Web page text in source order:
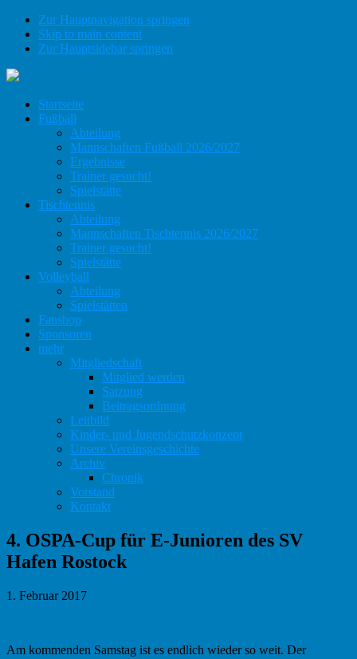
Zur Hauptnavigation springen
Skip to main content
Zur Hauptsidebar springen
Startseite
Fußball
Abteilung
Mannschaften Fußball 2026/2027
Ergebnisse
Trainer gesucht!
Spielstätte
Tischtennis
Abteilung
Mannschaften Tischtennis 2026/2027
Trainer gesucht!
Spielstätte
Volleyball
Abteilung
Spielstätten
Fanshop
Sponsoren
mehr
Mitgliedschaft
Mitglied werden
Satzung
Beitragsordnung
Leitbild
Kinder- und Jugendschutzkonzept
Unsere Vereinsgeschichte
Archiv
Chronik
Vorstand
Kontakt
4. OSPA-Cup für E-Junioren des SV
Hafen Rostock
1. Februar 2017
Am kommenden Samstag ist es endlich wieder so weit. Der